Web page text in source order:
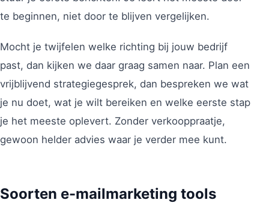
te beginnen, niet door te blijven vergelijken.
Mocht je twijfelen welke richting bij jouw bedrijf
past, dan kijken we daar graag samen naar. Plan een
vrijblijvend strategiegesprek, dan bespreken we wat
je nu doet, wat je wilt bereiken en welke eerste stap
je het meeste oplevert. Zonder verkooppraatje,
gewoon helder advies waar je verder mee kunt.
Soorten e-mailmarketing tools